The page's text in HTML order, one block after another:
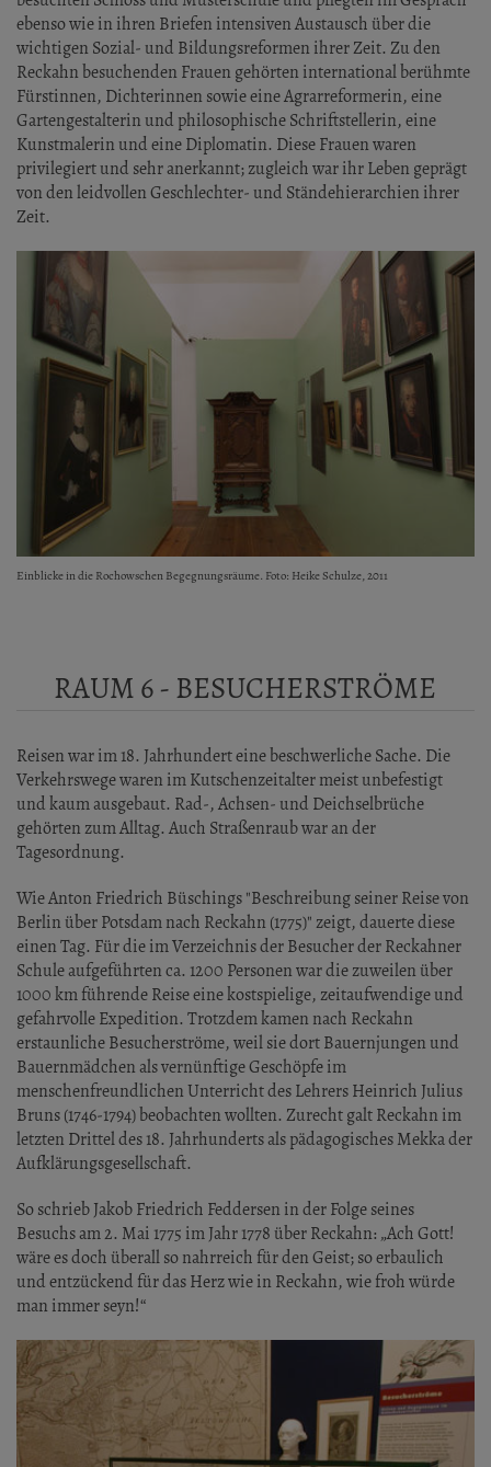
ebenso wie in ihren Briefen intensiven Austausch über die
wichtigen Sozial- und Bildungsreformen ihrer Zeit. Zu den
Reckahn besuchenden Frauen gehörten international berühmte
Fürstinnen, Dichterinnen sowie eine Agrarreformerin, eine
Gartengestalterin und philosophische Schriftstellerin, eine
Kunstmalerin und eine Diplomatin. Diese Frauen waren
privilegiert und sehr anerkannt; zugleich war ihr Leben geprägt
von den leidvollen Geschlechter- und Ständehierarchien ihrer
Zeit.
Einblicke in die Rochowschen Begegnungsräume. Foto: Heike Schulze, 2011
RAUM 6 - BESUCHERSTRÖME
Reisen war im 18. Jahrhundert eine beschwerliche Sache. Die
Verkehrswege waren im Kutschenzeitalter meist unbefestigt
und kaum ausgebaut. Rad-, Achsen- und Deichselbrüche
gehörten zum Alltag. Auch Straßenraub war an der
Tagesordnung.
Wie Anton Friedrich Büschings "Beschreibung seiner Reise von
Berlin über Potsdam nach Reckahn (1775)" zeigt, dauerte diese
einen Tag. Für die im Verzeichnis der Besucher der Reckahner
Schule aufgeführten ca. 1200 Personen war die zuweilen über
1000 km führende Reise eine kostspielige, zeitaufwendige und
gefahrvolle Expedition. Trotzdem kamen nach Reckahn
erstaunliche Besucherströme, weil sie dort Bauernjungen und
Bauernmädchen als vernünftige Geschöpfe im
menschenfreundlichen Unterricht des Lehrers Heinrich Julius
Bruns (1746-1794) beobachten wollten. Zurecht galt Reckahn im
letzten Drittel des 18. Jahrhunderts als pädagogisches Mekka der
Aufklärungsgesellschaft.
So schrieb Jakob Friedrich Feddersen in der Folge seines
Besuchs am 2. Mai 1775 im Jahr 1778 über Reckahn: „Ach Gott!
wäre es doch überall so nahrreich für den Geist; so erbaulich
und entzückend für das Herz wie in Reckahn, wie froh würde
man immer seyn!“